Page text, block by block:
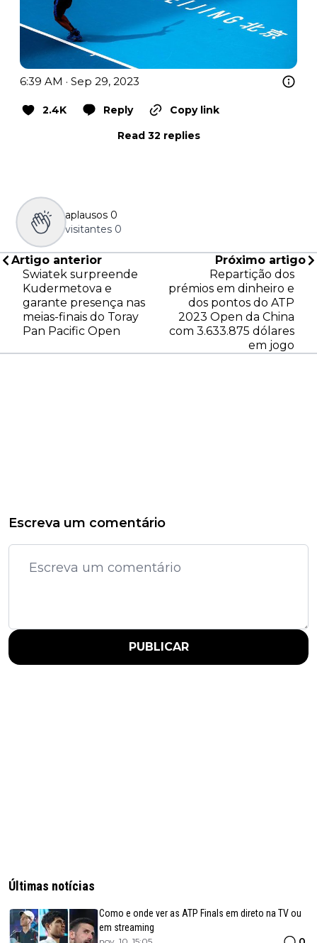
6:39 AM · Sep 29, 2023
2.4K Reply
Copy link
Read 32 replies
aplausos 0
visitantes 0
Artigo anterior
Swiatek surpreende
Kudermetova e
garante presença nas
meias-finais do Toray
Pan Pacific Open
Próximo artigo
Repartição dos
prémios em dinheiro e
dos pontos do ATP
2023 Open da China
com 3.633.875 dólares
em jogo
Escreva um comentário
PUBLICAR
Últimas notícias
Como e onde ver as ATP Finals em direto na TV ou
em streaming
nov. 10, 15:05